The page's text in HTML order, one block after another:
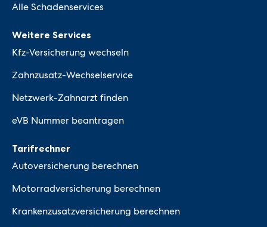
Alle Schadenservices
Weitere Services
Kfz-Versicherung wechseln
Zahnzusatz-Wechselservice
Netzwerk-Zahnarzt finden
eVB Nummer beantragen
Tarifrechner
Autoversicherung berechnen
Motorradversicherung berechnen
Krankenzusatzversicherung berechnen